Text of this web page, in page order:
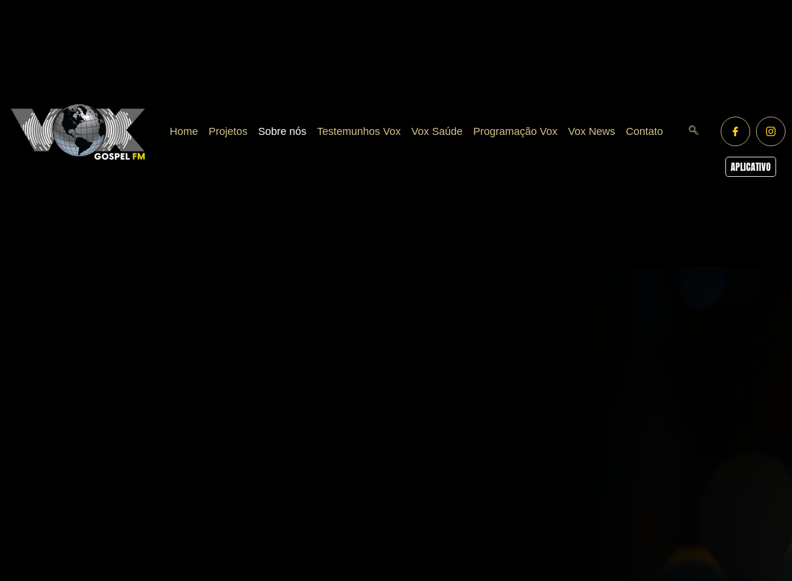
Home Projetos Sobre nós Testemunhos Vox Vox Saúde Programação Vox Vox News Contato
APLICATIVO